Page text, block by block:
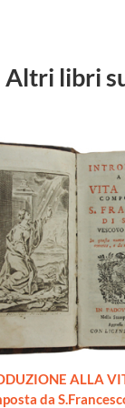
Altri libri
ALLA
da